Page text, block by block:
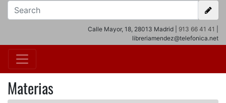
Calle Mayor, 18, 28013 Madrid | 913 66 41 41
libreriamendez@telefonica.net
Materias